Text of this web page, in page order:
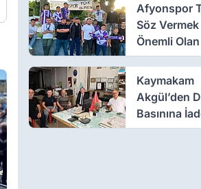
Afyonspor
Söz
Önemli
Arkasında
Kaymakam
Akgül’den
Basınına
Ziyaret